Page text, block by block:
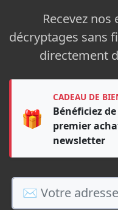
Recevez
décryptages sans
directement
🎁
CADEAU DE
Bénéficiez
premier
newsletter